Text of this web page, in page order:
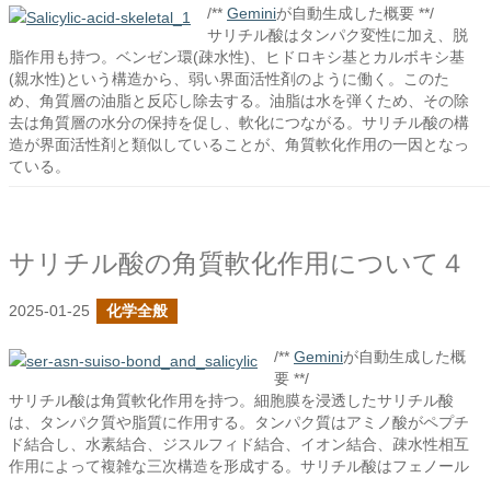
/** Geminiが自動生成した概要 **/
サリチル酸はタンパク変性に加え、脱
脂作用も持つ。ベンゼン環(疎水性)、ヒドロキシ基とカルボキシ基
(親水性)という構造から、弱い界面活性剤のように働く。このた
め、角質層の油脂と反応し除去する。油脂は水を弾くため、その除
去は角質層の水分の保持を促し、軟化につながる。サリチル酸の構
造が界面活性剤と類似していることが、角質軟化作用の一因となっ
ている。
サリチル酸の角質軟化作用について４
2025-01-25 化学全般
/** Geminiが自動生成した概
要 **/
サリチル酸は角質軟化作用を持つ。細胞膜を浸透したサリチル酸
は、タンパク質や脂質に作用する。タンパク質はアミノ酸がペプチ
ド結合し、水素結合、ジスルフィド結合、イオン結合、疎水性相互
作用によって複雑な三次構造を形成する。サリチル酸はフェノール